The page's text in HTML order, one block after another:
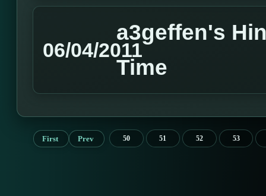
06/04/2011
a3geffen's
Time
First Prev 50 51 52 53